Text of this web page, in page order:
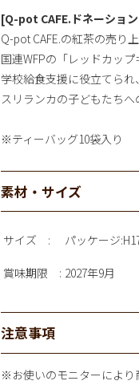
[Q-pot CAFE.ドネーショ
Q-pot CAFE.の紅茶の売り
国連WFPの「レッドカッ
学校給食支援に役立てら
スリランカの子どもたちへ
※ティーバッグ10袋入り
素材・サイズ
サイズ パッケージ
賞味期限 2027年9月
注意事項
※お使いのモニターにより